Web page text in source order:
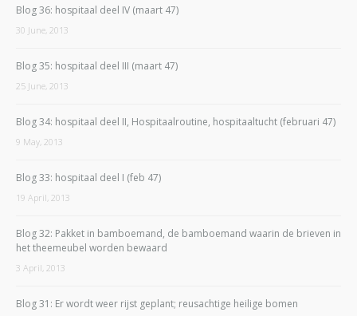
Blog 36: hospitaal deel IV (maart 47)
30 June, 2013
Blog 35: hospitaal deel III (maart 47)
25 June, 2013
Blog 34: hospitaal deel II, Hospitaalroutine, hospitaaltucht (februari 47)
9 May, 2013
Blog 33: hospitaal deel I (feb 47)
19 April, 2013
Blog 32: Pakket in bamboemand, de bamboemand waarin de brieven in
het theemeubel worden bewaard
3 April, 2013
Blog 31: Er wordt weer rijst geplant; reusachtige heilige bomen